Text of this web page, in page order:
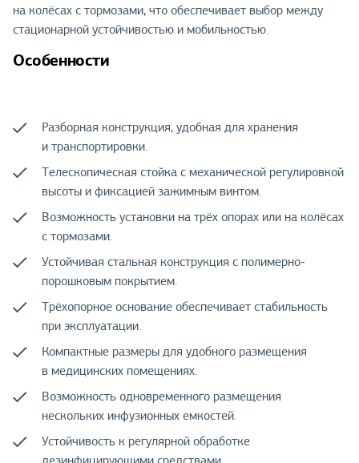
на колёсах с тормозами, что обеспечивает выбор между
стационарной устойчивостью и мобильностью.
Особенности
Разборная конструкция, удобная для хранения
и транспортировки.
Телескопическая стойка с механической регулировкой
высоты и фиксацией зажимным винтом.
Возможность установки на трёх опорах или на колёсах
с тормозами.
Устойчивая стальная конструкция с полимерно-
порошковым покрытием.
Трёхопорное основание обеспечивает стабильность
при эксплуатации.
Компактные размеры для удобного размещения
в медицинских помещениях.
Возможность одновременного размещения
нескольких инфузионных емкостей.
Устойчивость к регулярной обработке